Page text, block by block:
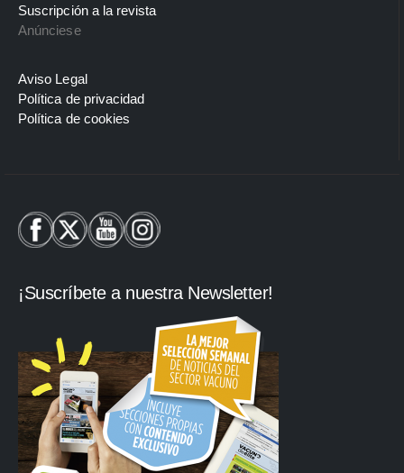
Suscripción a la revista
Anúnciese
Aviso Legal
Política de privacidad
Política de cookies
¡Suscríbete a nuestra Newsletter!